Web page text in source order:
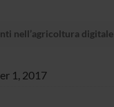
nell’agricoltura digitale
1, 2017